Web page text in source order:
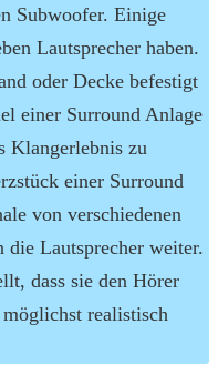
Subwoofer. Einige
Lautsprecher haben.
oder Decke befestigt
einer Surround Anlage
Klangerlebnis zu
einer Surround
von verschiedenen
die Lautsprecher weiter.
dass sie den Hörer
realistisch